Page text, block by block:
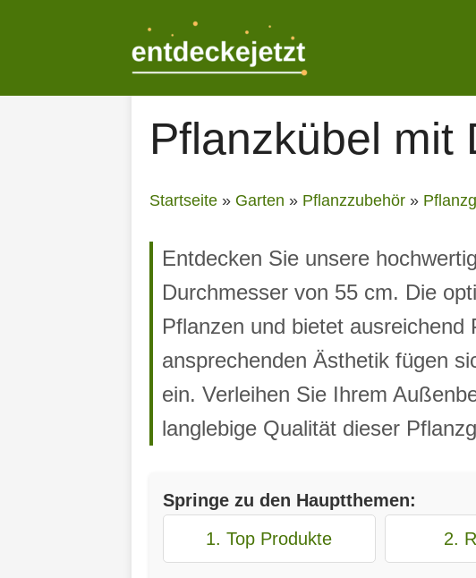
Pflanzkübel mit
Startseite » Garten » Pflanzzubehör »
Entdecken Sie unsere
Durchmesser von 55 cm. Die
Pflanzen und bietet
ansprechenden Ästhetik fügen
ein. Verleihen Sie Ihrem
langlebige Qualität dieser
Springe zu den Hauptthemen:
1. Top Produkte
2.